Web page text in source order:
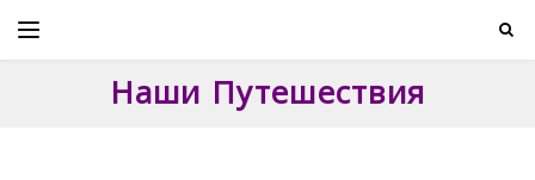
content
Наши Путешествия